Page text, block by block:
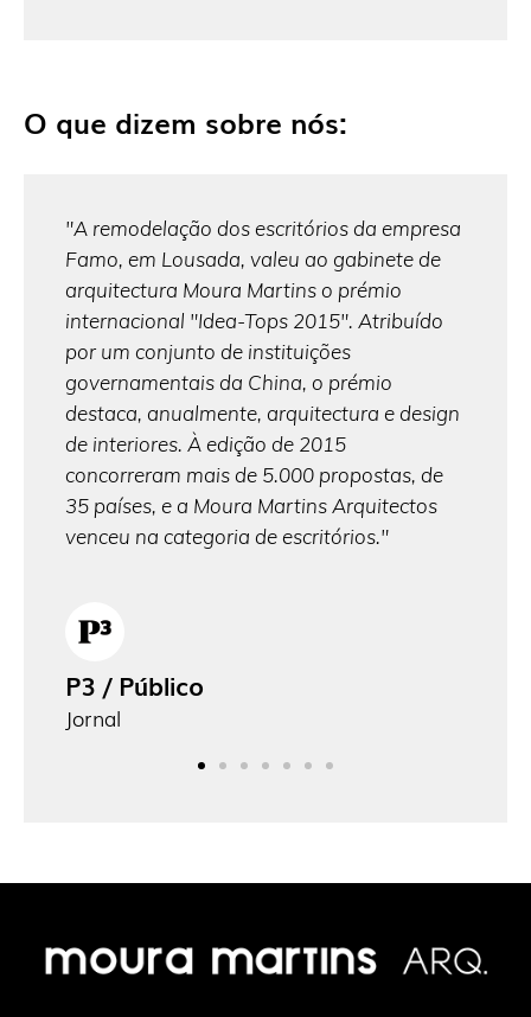
O que dizem sobre nós:
"A remodelação dos escritórios da empresa
Famo, em Lousada, valeu ao gabinete de
arquitectura Moura Martins o prémio
internacional "Idea-Tops 2015". Atribuído
por um conjunto de instituições
governamentais da China, o prémio
destaca, anualmente, arquitectura e design
de interiores. À edição de 2015
concorreram mais de 5.000 propostas, de
35 países, e a Moura Martins Arquitectos
venceu na categoria de escritórios."
P3 / Público
Jornal